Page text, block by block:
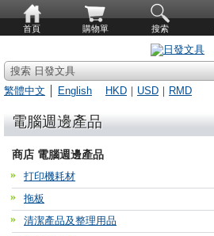
首頁 購物單 搜索
搜索 日發文具
繁體中文
English HKD ｜ USD ｜ RMD
電腦週邊產品
商店 電腦週邊產品
打印機耗材
拖板
清潔產品及整理用品